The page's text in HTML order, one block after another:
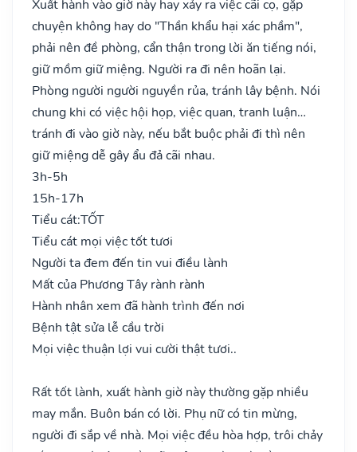
Xuất hành vào giờ này hay xảy ra việc cãi cọ, gặp
chuyện không hay do "Thần khẩu hại xác phầm",
phải nên đề phòng, cẩn thận trong lời ăn tiếng nói,
giữ mồm giữ miệng. Người ra đi nên hoãn lại.
Phòng người người nguyền rủa, tránh lây bệnh. Nói
chung khi có việc hội họp, việc quan, tranh luận…
tránh đi vào giờ này, nếu bắt buộc phải đi thì nên
giữ miệng dễ gây ẩu đả cãi nhau.
3h-5h
15h-17h
Tiểu cát:TỐT
Tiểu cát mọi việc tốt tươi
Người ta đem đến tin vui điều lành
Mất của Phương Tây rành rành
Hành nhân xem đã hành trình đến nơi
Bệnh tật sửa lễ cầu trời
Mọi việc thuận lợi vui cười thật tươi..
Rất tốt lành, xuất hành giờ này thường gặp nhiều
may mắn. Buôn bán có lời. Phụ nữ có tin mừng,
người đi sắp về nhà. Mọi việc đều hòa hợp, trôi chảy